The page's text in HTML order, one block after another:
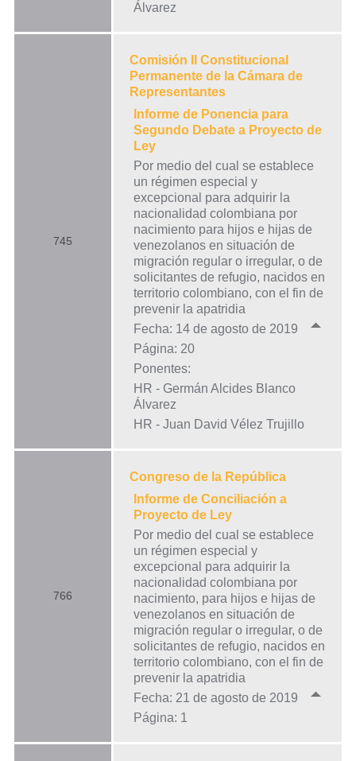
Álvarez
745
Comisión II Constitucional
Permanente de la Cámara de
Representantes
Informe de Ponencia para
Segundo Debate a Proyecto de
Ley
Por medio del cual se establece
un régimen especial y
excepcional para adquirir la
nacionalidad colombiana por
nacimiento para hijos e hijas de
venezolanos en situación de
migración regular o irregular, o de
solicitantes de refugio, nacidos en
territorio colombiano, con el fin de
prevenir la apatridia
Fecha: 14 de agosto de 2019
Página: 20
Ponentes:
HR - Germán Alcides Blanco
Álvarez
HR - Juan David Vélez Trujillo
766
Congreso de la República
Informe de Conciliación a
Proyecto de Ley
Por medio del cual se establece
un régimen especial y
excepcional para adquirir la
nacionalidad colombiana por
nacimiento, para hijos e hijas de
venezolanos en situación de
migración regular o irregular, o de
solicitantes de refugio, nacidos en
territorio colombiano, con el fin de
prevenir la apatridia
Fecha: 21 de agosto de 2019
Página: 1